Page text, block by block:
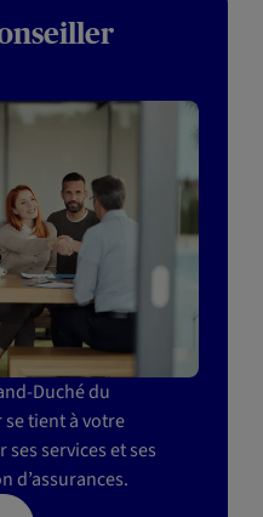
Duché du
tient à votre
services et ses
d’assurances.